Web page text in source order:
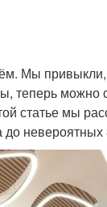
Мы
теперь можно
статье мы
невероятных